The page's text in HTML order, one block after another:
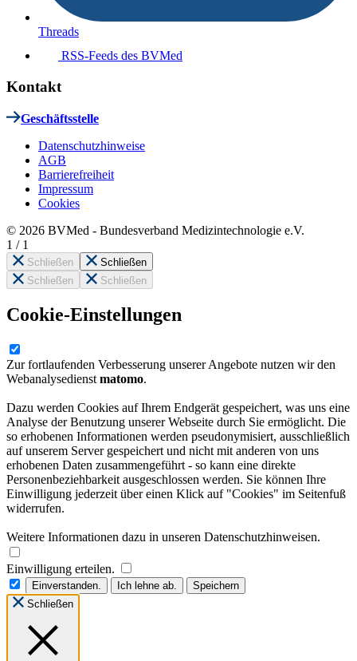
Threads
RSS-Feeds des BVMed
Kontakt
Geschäftsstelle
Datenschutzhinweise
AGB
Barrierefreiheit
Impressum
Cookies
© 2026 BVMed - Bundesverband Medizintechnologie e.V.
1 / 1
Schließen
Schließen
Schließen
Schließen
Cookie-Einstellungen
Zur fortlaufenden Verbesserung unserer Angebote nutzen wir den
Webanalysedienst matomo.
Dazu werden Cookies auf Ihrem Endgerät gespeichert, was uns eine
Analyse der Benutzung unserer Webseite durch Sie ermöglicht. Die
so erhobenen Informationen werden pseudonymisiert, ausschließlich
auf unserem Server gespeichert und nicht mit anderen von uns
erhobenen Daten zusammengeführt - so kann eine direkte
Personenbeziehbarkeit ausgeschlossen werden. Sie können Ihre
Einwilligung jederzeit über einen Klick auf "Cookies" im Seitenfuß
widerrufen.
Weitere Informationen dazu in unseren Datenschutzhinweisen.
Einwilligung erteilen.
Einverstanden. Ich lehne ab.
Speichern
Schließen